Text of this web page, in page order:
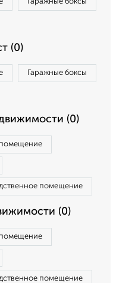
(0)
Гаражные боксы
(0)
помещение
(0)
помещение